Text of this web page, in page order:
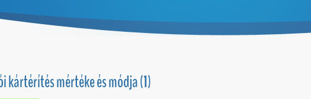
kártérítés mértéke és módja (1)